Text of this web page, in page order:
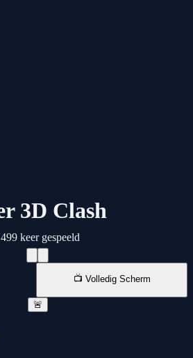
3D Clash
keer gespeeld
📺 Volledig Scherm
🚨